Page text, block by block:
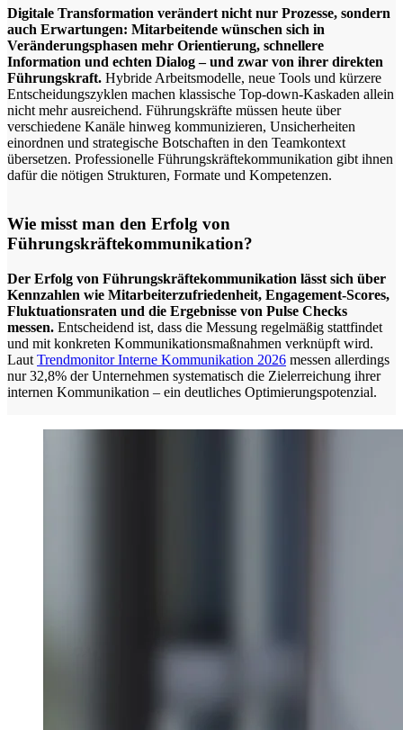
Digitale Transformation verändert nicht nur Prozesse, sondern
auch Erwartungen: Mitarbeitende wünschen sich in
Veränderungsphasen mehr Orientierung, schnellere
Information und echten Dialog – und zwar von ihrer direkten
Führungskraft. Hybride Arbeitsmodelle, neue Tools und kürzere
Entscheidungszyklen machen klassische Top-down-Kaskaden allein
nicht mehr ausreichend. Führungskräfte müssen heute über
verschiedene Kanäle hinweg kommunizieren, Unsicherheiten
einordnen und strategische Botschaften in den Teamkontext
übersetzen. Professionelle Führungskräftekommunikation gibt ihnen
dafür die nötigen Strukturen, Formate und Kompetenzen.
Wie misst man den Erfolg von
Führungskräftekommunikation?
Der Erfolg von Führungskräftekommunikation lässt sich über
Kennzahlen wie Mitarbeiterzufriedenheit, Engagement-Scores,
Fluktuationsraten und die Ergebnisse von Pulse Checks
messen. Entscheidend ist, dass die Messung regelmäßig stattfindet
und mit konkreten Kommunikationsmaßnahmen verknüpft wird.
Laut Trendmonitor Interne Kommunikation 2026 messen allerdings
nur 32,8% der Unternehmen systematisch die Zielerreichung ihrer
internen Kommunikation – ein deutliches Optimierungspotenzial.